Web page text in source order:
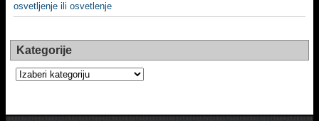
osvetljenje ili osvetlenje
Kategorije
Kategorije